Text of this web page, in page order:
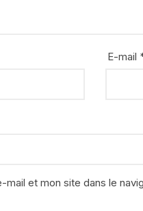
E-mail
mail et mon site dans le